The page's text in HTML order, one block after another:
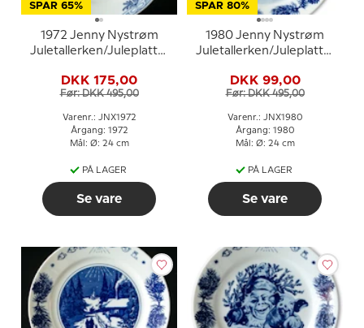
SPAR 65%
1972 Jenny Nystrøm
Juletallerken/Juleplatte,
DKK 175,00
Før: DKK 495,00
Varenr.: JNX1972
Årgang: 1972
Mål: Ø: 24 cm
PÅ LAGER
Se vare
SPAR 80%
1980 Jenny Nystrøm
Juletallerken/Juleplatte,
DKK 99,00
Før: DKK 495,00
Varenr.: JNX1980
Årgang: 1980
Mål: Ø: 24 cm
PÅ LAGER
Se vare